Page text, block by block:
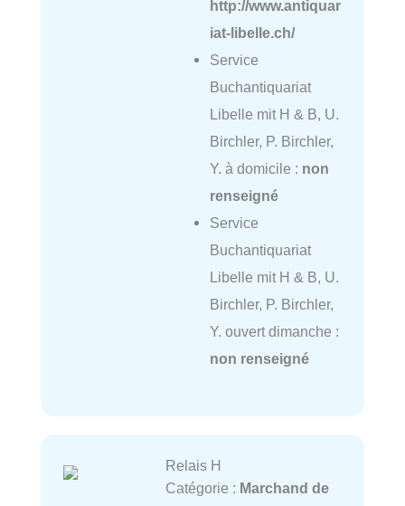
http://www.antiquar
iat-libelle.ch/
Service
Buchantiquariat
Libelle mit H & B, U.
Birchler, P. Birchler,
Y. à domicile : non
renseigné
Service
Buchantiquariat
Libelle mit H & B, U.
Birchler, P. Birchler,
Y. ouvert dimanche :
non renseigné
Relais H
Catégorie : Marchand de